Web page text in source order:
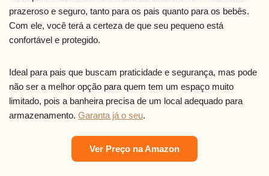
prazeroso e seguro, tanto para os pais quanto para os bebês.
Com ele, você terá a certeza de que seu pequeno está
confortável e protegido.
Ideal para pais que buscam praticidade e segurança, mas pode
não ser a melhor opção para quem tem um espaço muito
limitado, pois a banheira precisa de um local adequado para
armazenamento. Garanta já o seu.
Ver Preço na Amazon